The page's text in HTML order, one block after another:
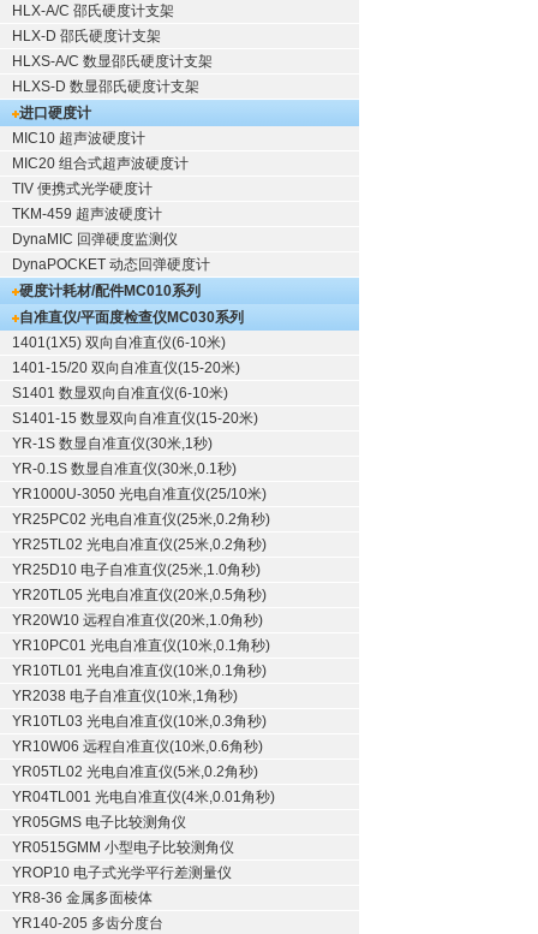
HLX-A/C 邵氏硬度计支架
HLX-D 邵氏硬度计支架
HLXS-A/C 数显邵氏硬度计支架
HLXS-D 数显邵氏硬度计支架
进口硬度计
MIC10 超声波硬度计
MIC20 组合式超声波硬度计
TIV 便携式光学硬度计
TKM-459 超声波硬度计
DynaMIC 回弹硬度监测仪
DynaPOCKET 动态回弹硬度计
硬度计耗材/配件MC010系列
自准直仪/平面度检查仪MC030系列
1401(1X5) 双向自准直仪(6-10米)
1401-15/20 双向自准直仪(15-20米)
S1401 数显双向自准直仪(6-10米)
S1401-15 数显双向自准直仪(15-20米)
YR-1S 数显自准直仪(30米,1秒)
YR-0.1S 数显自准直仪(30米,0.1秒)
YR1000U-3050 光电自准直仪(25/10米)
YR25PC02 光电自准直仪(25米,0.2角秒)
YR25TL02 光电自准直仪(25米,0.2角秒)
YR25D10 电子自准直仪(25米,1.0角秒)
YR20TL05 光电自准直仪(20米,0.5角秒)
YR20W10 远程自准直仪(20米,1.0角秒)
YR10PC01 光电自准直仪(10米,0.1角秒)
YR10TL01 光电自准直仪(10米,0.1角秒)
YR2038 电子自准直仪(10米,1角秒)
YR10TL03 光电自准直仪(10米,0.3角秒)
YR10W06 远程自准直仪(10米,0.6角秒)
YR05TL02 光电自准直仪(5米,0.2角秒)
YR04TL001 光电自准直仪(4米,0.01角秒)
YR05GMS 电子比较测角仪
YR0515GMM 小型电子比较测角仪
YROP10 电子式光学平行差测量仪
YR8-36 金属多面棱体
YR140-205 多齿分度台